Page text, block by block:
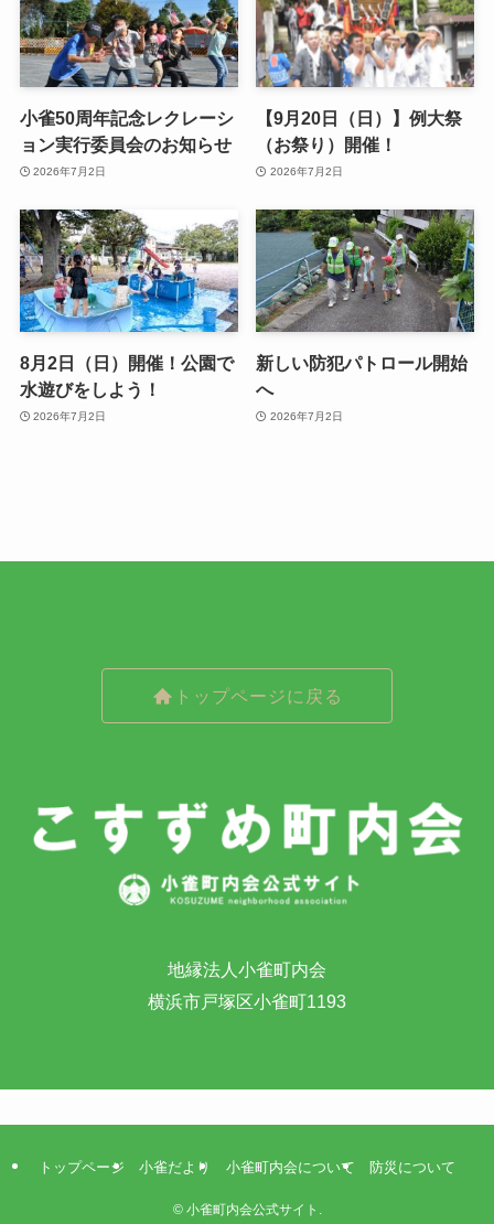
小雀50周年記念レクレーシ
ョン実行委員会のお知らせ
2026年7月2日
【9月20日（日）】例大祭
（お祭り）開催！
2026年7月2日
8月2日（日）開催！公園で
水遊びをしよう！
2026年7月2日
新しい防犯パトロール開始
へ
2026年7月2日
トップページに戻る
地縁法人小雀町内会
横浜市戸塚区小雀町1193
トップページ 小雀だより 小雀町内会について 防災について
©小雀町内会公式サイト.